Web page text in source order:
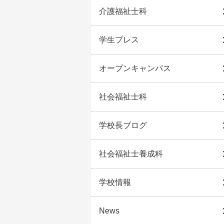
介護福祉士科
学生プレス
オープンキャンパス
社会福祉士科
学校長ブログ
社会福祉士養成科
学校情報
News